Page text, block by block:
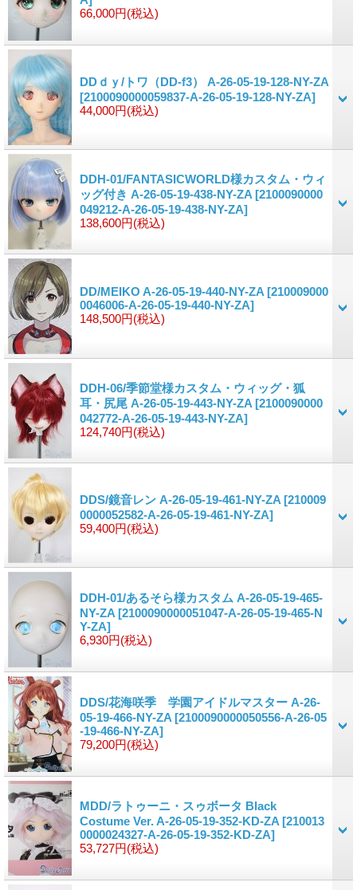
66,000円(税込)
DDｄｙ/トワ（DD-f3） A-26-05-19-128-NY-ZA
[2100090000059837-A-26-05-19-128-NY-ZA]
44,000円(税込)
DDH-01/FANTASICWORLD様カスタム・ウィ
ッグ付き A-26-05-19-438-NY-ZA [2100090000
049212-A-26-05-19-438-NY-ZA]
138,600円(税込)
DD/MEIKO A-26-05-19-440-NY-ZA [210009000
0046006-A-26-05-19-440-NY-ZA]
148,500円(税込)
DDH-06/季節堂様カスタム・ウィッグ・狐
耳・尻尾 A-26-05-19-443-NY-ZA [2100090000
042772-A-26-05-19-443-NY-ZA]
124,740円(税込)
DDS/鏡音レン A-26-05-19-461-NY-ZA [210009
0000052582-A-26-05-19-461-NY-ZA]
59,400円(税込)
DDH-01/あるそら様カスタム A-26-05-19-465-
NY-ZA [2100090000051047-A-26-05-19-465-N
Y-ZA]
6,930円(税込)
DDS/花海咲季 学園アイドルマスター A-26-
05-19-466-NY-ZA [2100090000050556-A-26-05
-19-466-NY-ZA]
79,200円(税込)
MDD/ラトゥーニ・スゥボータ Black
Costume Ver. A-26-05-19-352-KD-ZA [210013
0000024327-A-26-05-19-352-KD-ZA]
53,727円(税込)